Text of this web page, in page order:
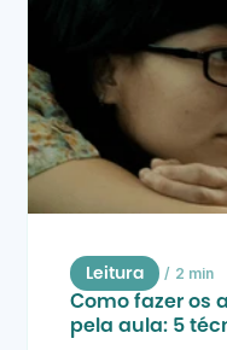
Leitura / 2 min
Como fazer os
pela aula: 5